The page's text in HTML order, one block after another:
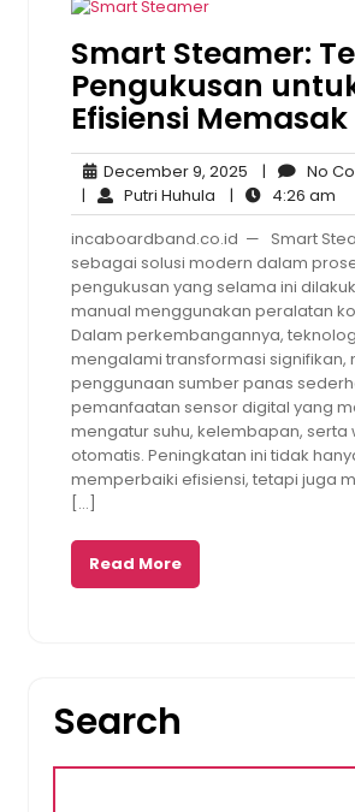
Smart Steamer:
Pengukusan
Efisiensi Memasak
December 9, 2025 December
9,
2025
| No
| Putri Huhula Putri
Huhula
| 4:26 am
incaboardband.co.id — Smart
sebagai solusi modern dalam
pengukusan yang selama ini
manual menggunakan peralatan
Dalam perkembangannya,
mengalami transformasi signifikan,
penggunaan sumber panas
pemanfaatan sensor digital yang
mengatur suhu, kelembapan, serta
otomatis. Peningkatan ini tidak
memperbaiki efisiensi, tetapi juga
[…]
Read More
Search